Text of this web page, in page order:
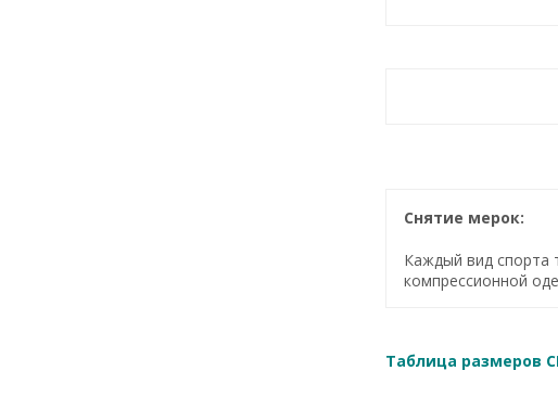
Снятие мерок:
Каждый вид спорта
компрессионной
Таблица размеров